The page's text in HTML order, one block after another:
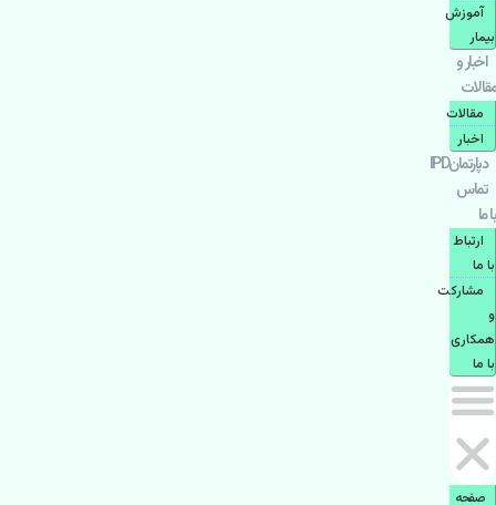
آموزش
بیمار
اخبار و
مقالات
مقالات
اخبار
دپارتمانIPD
تماس
با ما
ارتباط
با ما
مشاركت
و
همكاری
با ما
صفحه